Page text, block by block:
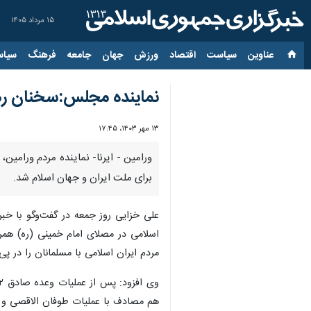
۱۵ مرداد ۱۴۰۵
عناوین‌ سیاست اقتصاد ورزش جهان جامعه فرهنگ
نماینده مجلس:سخنان
۱۳ مهر ۱۴۰۳، ۱۷:۴۵